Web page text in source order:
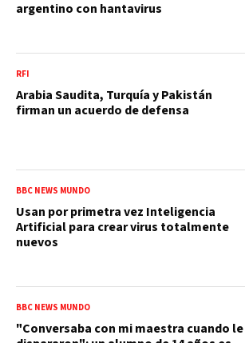
argentino con hantavirus
RFI
Arabia Saudita, Turquía y Pakistán
firman un acuerdo de defensa
BBC NEWS MUNDO
Usan por primetra vez Inteligencia
Artificial para crear virus totalmente
nuevos
BBC NEWS MUNDO
"Conversaba con mi maestra cuando le